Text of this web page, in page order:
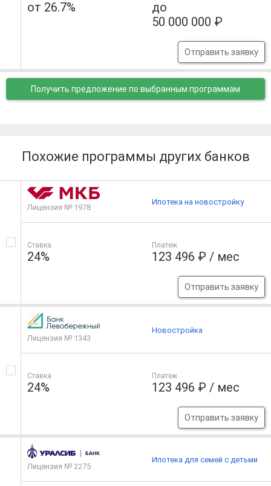
от 26.7%
до
50 000 000 ₽
Отправить заявку
Получить предложение по выбранным программам
Похожие программы других банков
Лицензия № 1978
Ставка
24%
Платеж
123 496 ₽ / мес
Отправить заявку
Ипотека на новостройку
Лицензия № 1343
Ставка
24%
Платеж
123 496 ₽ / мес
Отправить заявку
Новостройка
Лицензия № 2275
Ипотека для семей с детьми